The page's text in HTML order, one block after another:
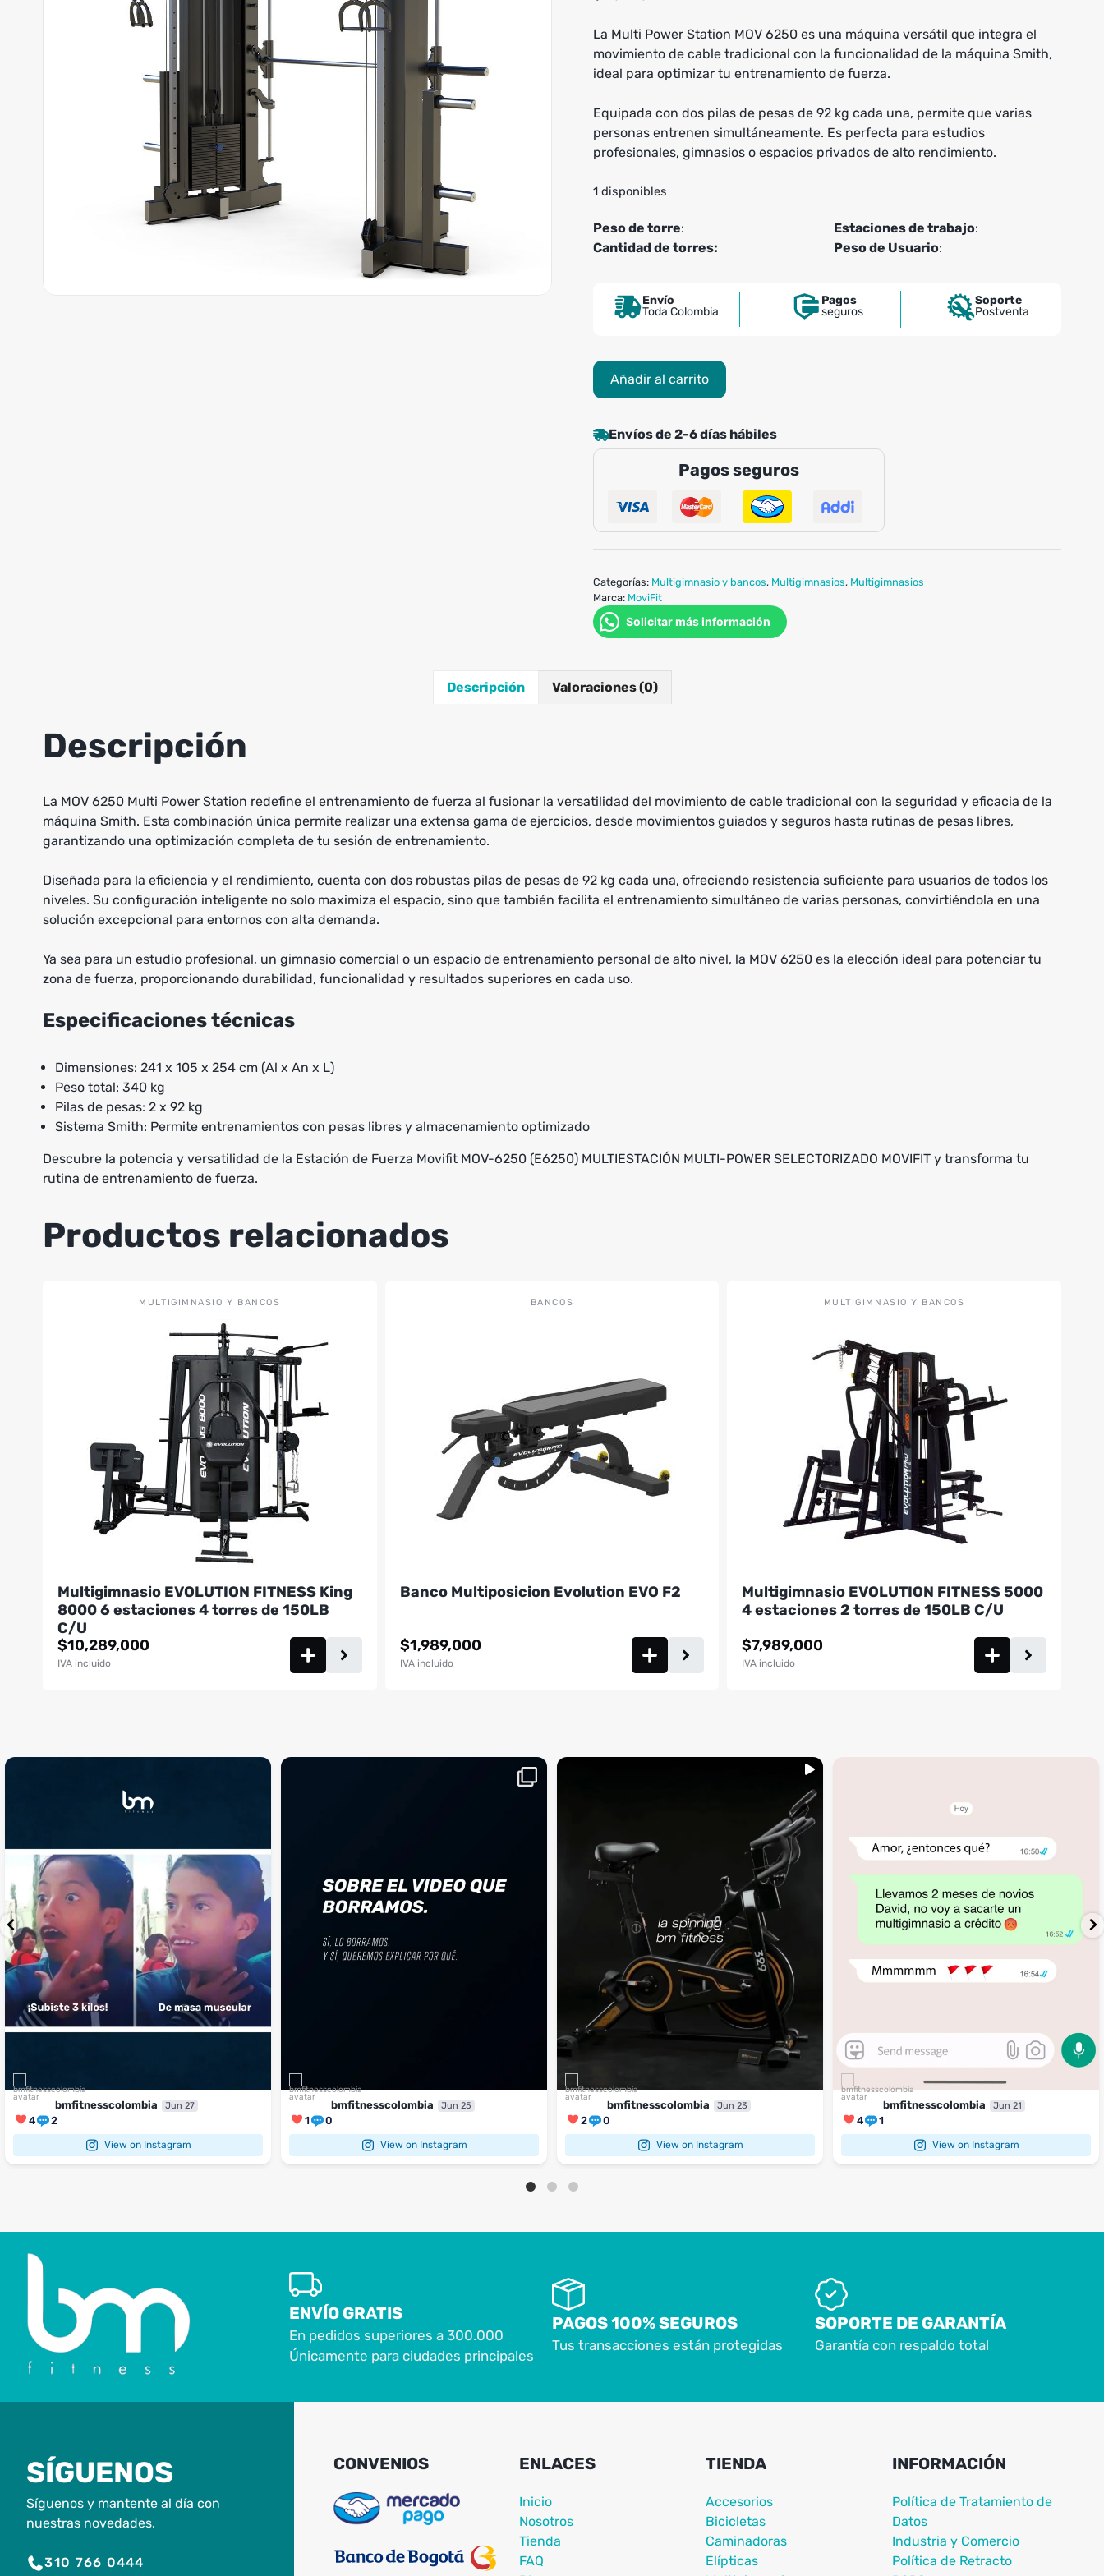
La Multi Power Station MOV 6250 es una máquina versátil que integra el
movimiento de cable tradicional con la funcionalidad de la máquina Smith,
ideal para optimizar tu entrenamiento de fuerza.
Equipada con dos pilas de pesas de 92 kg cada una, permite que varias
personas entrenen simultáneamente. Es perfecta para estudios
profesionales, gimnasios o espacios privados de alto rendimiento.
1 disponibles
Peso de torre:
Cantidad de torres:
Estaciones de trabajo:
Peso de Usuario:
Envío
Toda Colombia
Pagos
seguros
Soporte
Postventa
Estación
de
MOV-
6250
MULTI-
POWER
SELECTORIZADO
cantidad
Añadir al carrito
Envíos de 2-6 días hábiles
Pagos seguros
Categorías: Multigimnasio y bancos, Multigimnasios, Multigimnasios
Marca: MoviFit
Solicitar más información
Descripción Valoraciones (0)
Descripción
La MOV 6250 Multi Power Station redefine el entrenamiento de fuerza al fusionar la versatilidad del movimiento de cable tradicional con la seguridad y eficacia de la
máquina Smith. Esta combinación única permite realizar una extensa gama de ejercicios, desde movimientos guiados y seguros hasta rutinas de pesas libres,
garantizando una optimización completa de tu sesión de entrenamiento.
Diseñada para la eficiencia y el rendimiento, cuenta con dos robustas pilas de pesas de 92 kg cada una, ofreciendo resistencia suficiente para usuarios de todos los
niveles. Su configuración inteligente no solo maximiza el espacio, sino que también facilita el entrenamiento simultáneo de varias personas, convirtiéndola en una
solución excepcional para entornos con alta demanda.
Ya sea para un estudio profesional, un gimnasio comercial o un espacio de entrenamiento personal de alto nivel, la MOV 6250 es la elección ideal para potenciar tu
zona de fuerza, proporcionando durabilidad, funcionalidad y resultados superiores en cada uso.
Especificaciones técnicas
Dimensiones: 241 x 105 x 254 cm (Al x An x L)
Peso total: 340 kg
Pilas de pesas: 2 x 92 kg
Sistema Smith: Permite entrenamientos con pesas libres y almacenamiento optimizado
Descubre la potencia y versatilidad de la Estación de Fuerza Movifit MOV-6250 (E6250) MULTIESTACIÓN MULTI-POWER SELECTORIZADO MOVIFIT y transforma tu
rutina de entrenamiento de fuerza.
Productos relacionados
MULTIGIMNASIO Y BANCOS
Multigimnasio EVOLUTION FITNESS King
8000 6 estaciones 4 torres de 150LB
C/U
$10,289,000
IVA incluido
BANCOS
Banco Multiposicion Evolution EVO F2
$1,989,000
IVA incluido
MULTIGIMNASIO Y BANCOS
Multigimnasio EVOLUTION FITNESS 5000
4 estaciones 2 torres de 150LB C/U
$7,989,000
IVA incluido
bmfitnesscolombia Jun 27
4 2
View on Instagram
bmfitnesscolombia Jun 25
1 0
View on Instagram
bmfitnesscolombia Jun 23
2 0
View on Instagram
bmfitnesscolombia Jun 21
4 1
View on Instagram
ENVÍO GRATIS
En pedidos superiores a 300.000
Únicamente para ciudades principales
PAGOS 100% SEGUROS
Tus transacciones están protegidas
SOPORTE DE GARANTÍA
Garantía con respaldo total
SÍGUENOS
Síguenos y mantente al día con
nuestras novedades.
310 766 0444
CONVENIOS ENLACES
Inicio
Nosotros
Tienda
FAQ
TIENDA
Accesorios
Bicicletas
Caminadoras
Elípticas
INFORMACIÓN
Política de Tratamiento de
Datos
Industria y Comercio
Política de Retracto